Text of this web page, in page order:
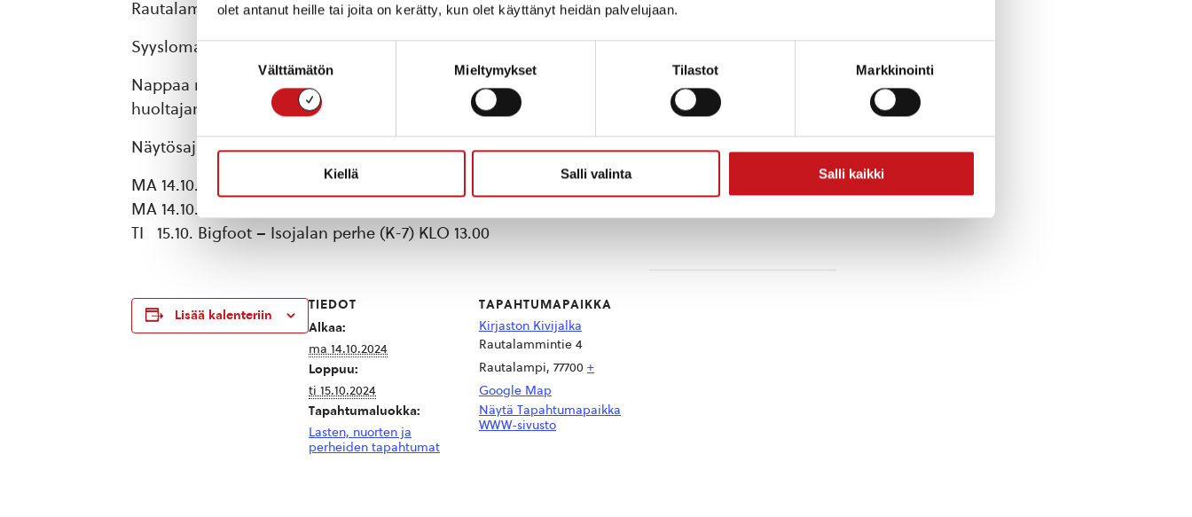
olet antanut heille tai joita on kerätty, kun olet käyttänyt heidän palvelujaan.
Suostumuksen
Välttämätön Mieltymykset Tilastot Markkinointi
Kiellä Salli valinta Salli kaikki
Rautalammin kirjasto ja nuorisotoimi yhteistyössä järjestävät:
Syysloman leffaviikko kirjaston kivijalassa
Nappaa mukaan omat leffaeväät ja tule viihtymään. Kaikkiin näytöksiin vapaa pääsy. HUOM! Alle 8-vuotiaat leffaan
huoltajan seurassa.
Näytösajat:
MA 14.10. Ghostbusters – Afterlife (K-12) KLO 13.00
MA 14.10. Heinähattu, Vilttitossu ja ärhäkkä koululainen (S) KLO 17.00
TI 15.10. Bigfoot – Isojalan perhe (K-7) KLO 13.00
Lisää kalenteriin
TIEDOT
Alkaa:
ma 14.10.2024
Loppuu:
ti 15.10.2024
Tapahtumaluokka:
Lasten, nuorten ja
perheiden tapahtumat
TAPAHTUMAPAIKKA
Kirjaston Kivijalka
Rautalammintie 4
Rautalampi, 77700 +
Google Map
Näytä Tapahtumapaikka
WWW-sivusto